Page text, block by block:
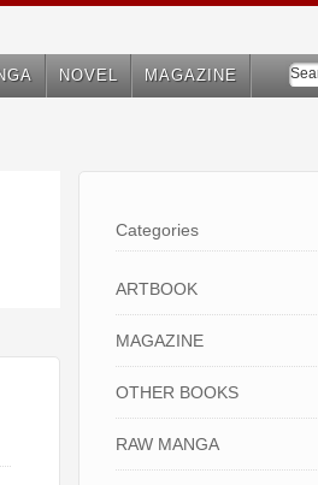
NOVEL MAGAZINE
Categories
ARTBOOK
MAGAZINE
OTHER BOOKS
RAW MANGA